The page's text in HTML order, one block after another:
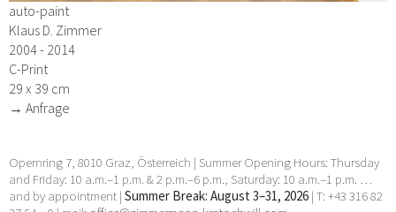
auto-paint
Klaus D. Zimmer
2004 - 2014
C-Print
29 x 39 cm
→ Anfrage
Opernring 7, 8010 Graz, Österreich | Summer Opening Hours: Thursday
and Friday: 10 a.m.–1 p.m. & 2 p.m.–6 p.m., Saturday: 10 a.m.–1 p.m. …
and by appointment | Summer Break: August 3–31, 2026 | T: +43 316 82